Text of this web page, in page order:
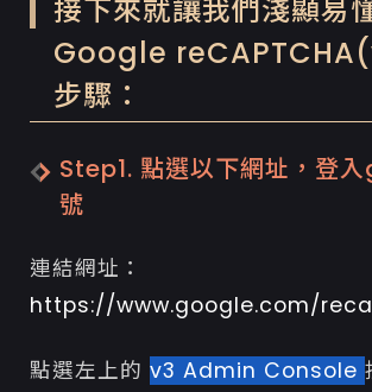
接下來就讓我們淺顯易
Google
步驟：
Step1. 點選以下網址，登
號
連結網址：
https://www.google.com/
點選左上的 v3 Admin Console